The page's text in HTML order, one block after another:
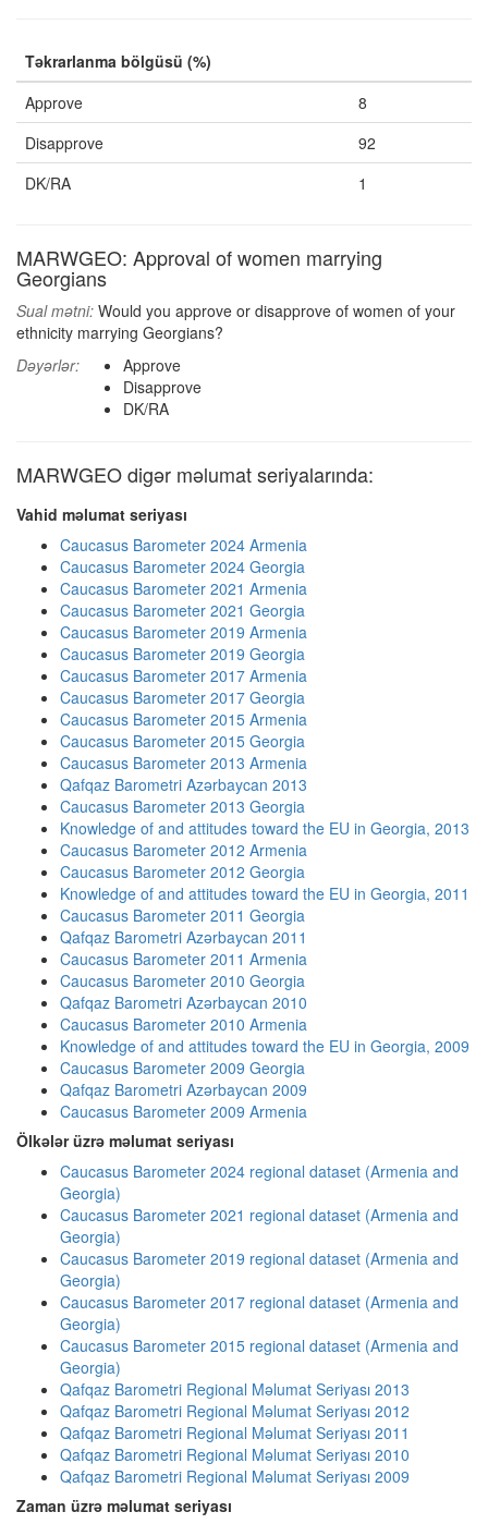
Təkrarlanma bölgüsü (%)
Approve
8
Disapprove
92
DK/RA
1
MARWGEO: Approval of women marrying
Georgians
Sual mətni: Would you approve or disapprove of women of your
ethnicity marrying Georgians?
Dəyərlər:
Approve
Disapprove
DK/RA
MARWGEO digər məlumat seriyalarında:
Vahid məlumat seriyası
Caucasus Barometer 2024 Armenia
Caucasus Barometer 2024 Georgia
Caucasus Barometer 2021 Armenia
Caucasus Barometer 2021 Georgia
Caucasus Barometer 2019 Armenia
Caucasus Barometer 2019 Georgia
Caucasus Barometer 2017 Armenia
Caucasus Barometer 2017 Georgia
Caucasus Barometer 2015 Armenia
Caucasus Barometer 2015 Georgia
Caucasus Barometer 2013 Armenia
Qafqaz Barometri Azərbaycan 2013
Caucasus Barometer 2013 Georgia
Knowledge of and attitudes toward the EU in Georgia, 2013
Caucasus Barometer 2012 Armenia
Caucasus Barometer 2012 Georgia
Knowledge of and attitudes toward the EU in Georgia, 2011
Caucasus Barometer 2011 Georgia
Qafqaz Barometri Azərbaycan 2011
Caucasus Barometer 2011 Armenia
Caucasus Barometer 2010 Georgia
Qafqaz Barometri Azərbaycan 2010
Caucasus Barometer 2010 Armenia
Knowledge of and attitudes toward the EU in Georgia, 2009
Caucasus Barometer 2009 Georgia
Qafqaz Barometri Azərbaycan 2009
Caucasus Barometer 2009 Armenia
Ölkələr üzrə məlumat seriyası
Caucasus Barometer 2024 regional dataset (Armenia and
Georgia)
Caucasus Barometer 2021 regional dataset (Armenia and
Georgia)
Caucasus Barometer 2019 regional dataset (Armenia and
Georgia)
Caucasus Barometer 2017 regional dataset (Armenia and
Georgia)
Caucasus Barometer 2015 regional dataset (Armenia and
Georgia)
Qafqaz Barometri Regional Məlumat Seriyası 2013
Qafqaz Barometri Regional Məlumat Seriyası 2012
Qafqaz Barometri Regional Məlumat Seriyası 2011
Qafqaz Barometri Regional Məlumat Seriyası 2010
Qafqaz Barometri Regional Məlumat Seriyası 2009
Zaman üzrə məlumat seriyası